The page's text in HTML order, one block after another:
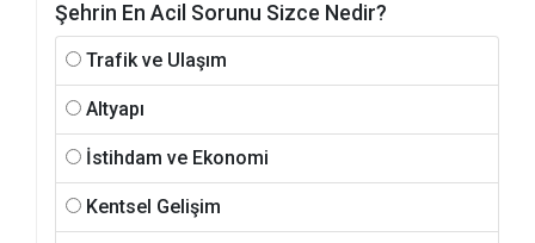
Şehrin En Acil Sorunu Sizce Nedir?
Trafik ve Ulaşım
Altyapı
İstihdam ve Ekonomi
Kentsel Gelişim